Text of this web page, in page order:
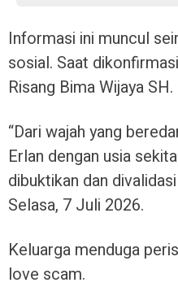
Informasi ini muncul
sosial. Saat
Risang Bima Wijaya SH.
“Dari wajah yang
Erlan dengan usia
dibuktikan dan
Selasa, 7 Juli 2026.
Keluarga menduga
love scam.